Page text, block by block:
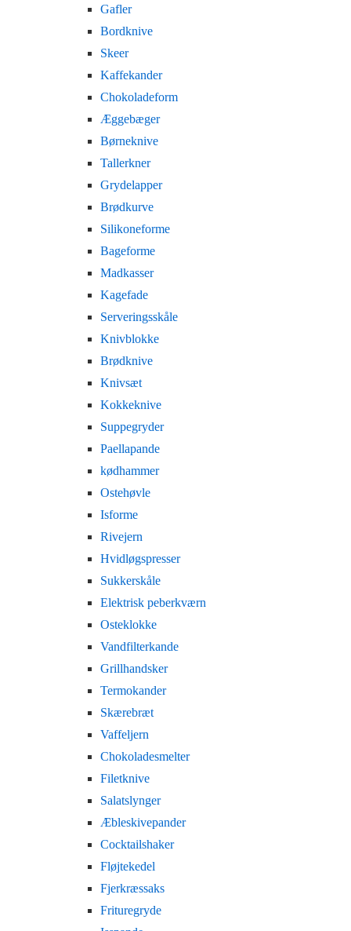
Gafler
Bordknive
Skeer
Kaffekander
Chokoladeform
Æggebæger
Børneknive
Tallerkner
Grydelapper
Brødkurve
Silikoneforme
Bageforme
Madkasser
Kagefade
Serveringsskåle
Knivblokke
Brødknive
Knivsæt
Kokkeknive
Suppegryder
Paellapande
kødhammer
Ostehøvle
Isforme
Rivejern
Hvidløgspresser
Sukkerskåle
Elektrisk peberkværn
Osteklokke
Vandfilterkande
Grillhandsker
Termokander
Skærebræt
Vaffeljern
Chokoladesmelter
Filetknive
Salatslynger
Æbleskivepander
Cocktailshaker
Fløjtekedel
Fjerkræssaks
Frituregryde